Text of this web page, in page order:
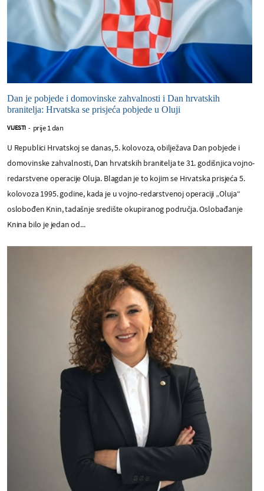
Dan je pobjede i domovinske zahvalnosti i Dan hrvatskih
branitelja: Hrvatska se prisjeća pobjede u Oluji
VIJESTI - prije 1 dan
U Republici Hrvatskoj se danas, 5. kolovoza, obilježava Dan pobjede i
domovinske zahvalnosti, Dan hrvatskih branitelja te 31. godišnjica vojno-
redarstvene operacije Oluja. Blagdan je to kojim se Hrvatska prisjeća 5.
kolovoza 1995. godine, kada je u vojno-redarstvenoj operaciji „Oluja“
oslobođen Knin, tadašnje središte okupiranog područja. Oslobađanje
Knina bilo je jedan od...